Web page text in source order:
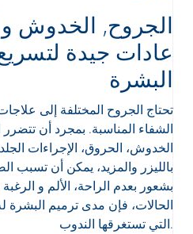
Arabic
الجروح, الخدوش و
عادات جيدة
البشرة
تحتاج الجروح المختلفة إلى
الشفاء المناسبة. بمجرد أن
الخدوش، الحروق، الإجراءات
بالليزر والمزيد، يمكن أن تسبب
بشعور بعدم الراحة، الألم و
الحالات، فإن مدى ترميم البشرة
التي تستغرقها الندوب.